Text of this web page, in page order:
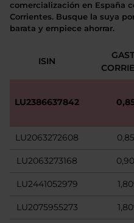
comercialización en España
Corrientes. Busque la suya
barata y empiece ahorrar.
ISIN
LU2386637842
LU2063272608
LU2063273168
LU2441052979
LU2075955273